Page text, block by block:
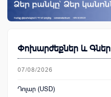
Փոխարժեքներ և Գներ
07/08/2026
Դոլար (USD)